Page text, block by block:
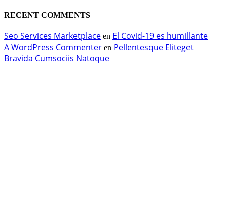
RECENT COMMENTS
Seo Services Marketplace en El Covid-19 es humillante
A WordPress Commenter en Pellentesque Eliteget
Bravida Cumsociis Natoque